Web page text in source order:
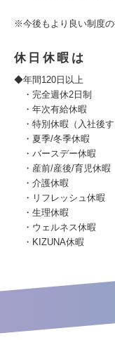
※今後もより良い制度の
休日休暇は
◆年間120日以上
・完全週休2日制
・年次有給休暇
・特別休暇（入社後す
・夏季/冬季休暇
・バースデー休暇
・産前/産後/育児休暇
・介護休暇
・リフレッシュ休暇
・生理休暇
・ウェルネス休暇
・KIZUNA休暇